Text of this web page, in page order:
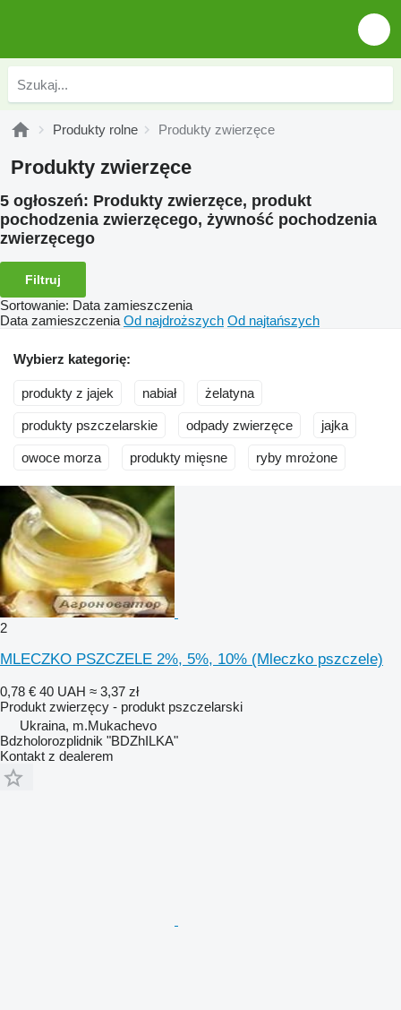
Produkty rolne Produkty zwierzęce
Produkty zwierzęce
5 ogłoszeń: Produkty zwierzęce, produkt
pochodzenia zwierzęcego, żywność pochodzenia
zwierzęcego
Filtruj
Sortowanie: Data zamieszczenia
Data zamieszczenia Od najdroższych Od najtańszych
Wybierz kategorię:
produkty z jajek nabiał żelatyna
produkty pszczelarskie odpady zwierzęce jajka
owoce morza produkty mięsne ryby mrożone
2
MLECZKO PSZCZELE 2%, 5%, 10% (Mleczko pszczele)
0,78 € 40 UAH ≈ 3,37 zł
Produkt zwierzęcy - produkt pszczelarski
Ukraina, m.Mukachevo
Bdzholorozplidnik "BDZhILKA"
Kontakt z dealerem